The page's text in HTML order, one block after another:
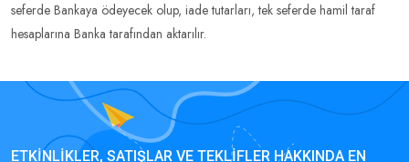
seferde Bankaya ödeyecek olup, iade tutarları, tek seferde hamil taraf
hesaplarına Banka tarafından aktarılır.
ETKINLIKLER, SATIŞLAR VE TEKLIFLER HAKKINDA EN